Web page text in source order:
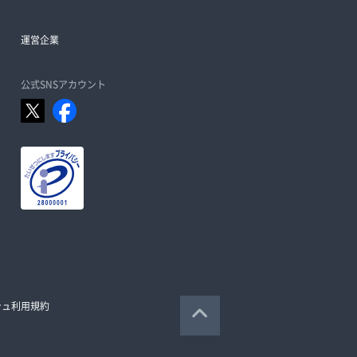
運営企業
公式SNSアカウント
ュ利用規約